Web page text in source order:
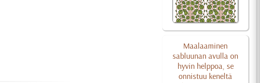
Maalaaminen
sabluunan avulla on
hyvin helppoa, se
onnistuu keneltä